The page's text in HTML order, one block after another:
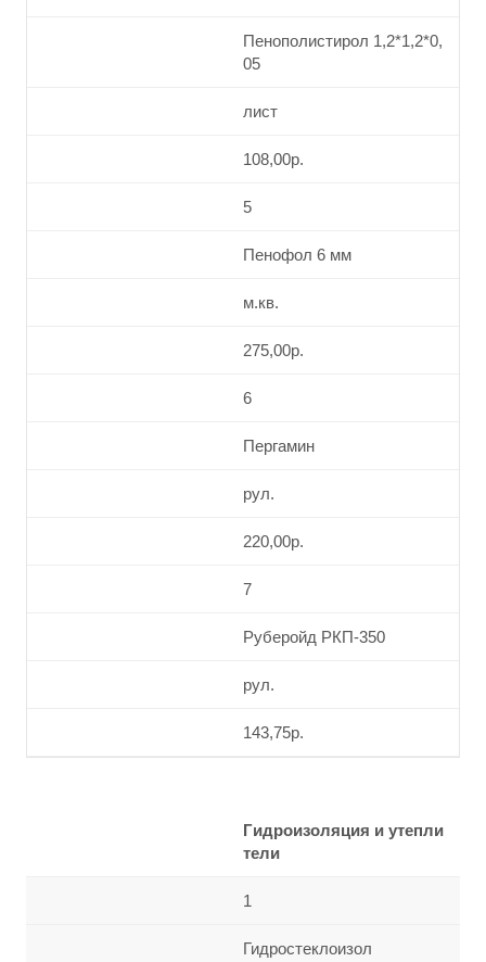
Пенополистирол 1,2*1,2*0,
05
лист
108,00р.
5
Пенофол 6 мм
м.кв.
275,00р.
6
Пергамин
рул.
220,00р.
7
Руберойд РКП-350
рул.
143,75р.
Гидроизоляция и утепли
тели
1
Гидростеклоизол